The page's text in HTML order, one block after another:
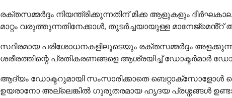
രക്തസമ്മർദ്ദം നിയന്ത്രിക്കുന്നതിന് മിക്ക ആളുകളും
മാറ്റം വരുത്തുന്നതിനേക്കാൾ, തുടർച്ചയായുള്ള
സ്ഥിരമായ പരിശോധനകളിലൂടെയും രക്തസമ്മർദ്ദം
ശരീരത്തിന്റെ പ്രതികരണങ്ങളെ ആശ്രയിച്ച്
ആദ്യം ഡോക്ടറുമായി സംസാരിക്കാതെ ബെറ്റാക്സോളോൾ
ഉയരാനോ അല്ലെങ്കിൽ ഗുരുതരമായ ഹൃദയ പ്രശ്നങ്ങൾ